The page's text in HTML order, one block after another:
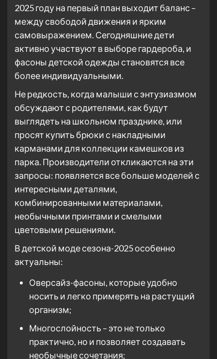
2025 году на первый план выходит баланс –
между свободой движения и ярким
самовыражением. Сегодняшние дети
активно участвуют в выборе гардероба, и
фасоны детской одежды становятся все
более индивидуальными.
Не редкость, когда малыши с энтузиазмом
обсуждают с родителями, как будут
выглядеть на школьном празднике, или
просят купить брюки с накладными
карманами для коллекции камешков из
парка. Производители откликаются на эти
запросы: появляется все больше моделей с
интересными деталями,
комбинированными материалами,
необычными принтами и смелыми
цветовыми решениями.
В детской моде сезона-2025 особенно
актуальны:
Оверсайз-фасоны, которые удобно
носить и легко примерять на растущий
организм;
Многослойность – это не только
практично, но и позволяет создавать
необычные сочетания;